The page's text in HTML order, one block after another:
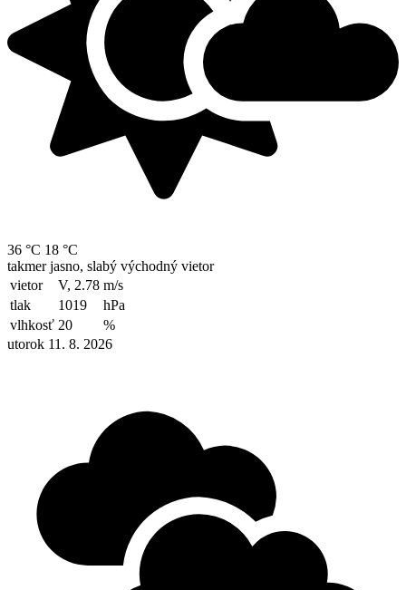
36 °C 18 °C
takmer jasno, slabý východný vietor
vietor
V, 2.78 m/s
tlak
1019
hPa
vlhkosť 20
%
utorok 11. 8. 2026